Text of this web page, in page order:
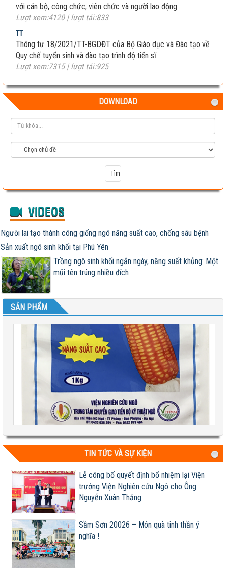
với cán bộ, công chức, viên chức và người lao động
Lượt xem:4120 | lượt tải:833
TT
Thông tư 18/2021/TT-BGDĐT của Bộ Giáo dục và Đào tạo về
Quy chế tuyển sinh và đào tạo trình độ tiến sĩ.
Lượt xem:7315 | lượt tải:925
DOWNLOAD
VIDEOS
Người lai tạo thành công giống ngô năng suất cao, chống sâu bệnh
Sản xuất ngô sinh khối tại Phú Yên
Trồng ngô sinh khối ngắn ngày, năng suất khủng: Một
mũi tên trúng nhiều đích
SẢN PHẨM
Test 2
04-08-2026 06:17:14 PM
TIN TỨC VÀ SỰ KIỆN
Lễ công bố quyết định bổ nhiệm lại Viện
trưởng Viện Nghiên cứu Ngô cho Ông
Nguyễn Xuân Thắng
Sầm Sơn 20026 – Món quà tinh thần ý
nghĩa !